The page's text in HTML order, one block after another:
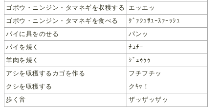
ゴボウ・ニンジン・タマネギを収穫する
エッエッ
ゴボウ・ニンジン・タマネギを食べる
ｸﾞｧｼｭｻﾕｰｽｧｰｯｼｭ
パイに具をのせる
パンッ
パイを焼く
ﾁｭﾁｰ
羊肉を焼く
ｼﾞｭｩｩｩ…
アシを収穫するカゴを作る
フチフチッ
クシを収穫する
クｷｯ！
歩く音
ザッザッザッ